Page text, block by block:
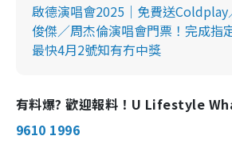
啟德演唱會2025｜免費送
俊傑／周杰倫演唱會門票！完成指
最快4月2號知有冇中獎
有料爆? 歡迎報料！U Lifestyle
9610 1996